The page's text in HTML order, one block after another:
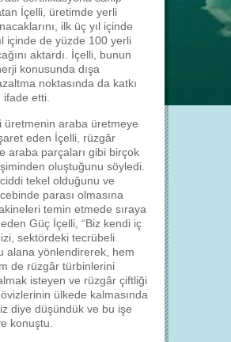
İçelli, üretimde yerli
ilk üç yıl içinde
içinde de yüzde 100 yerli
aktardı. İçelli, bunun
konusunda dışa
azaltma noktasında da katkı
ifade etti.
üretmenin araba üretmeye
eden İçelli, rüzgâr
araba parçaları gibi birçok
oluştuğunu söyledi.
tekel olduğunu ve
cebinde parası olmasına
temin etmede sıraya
Güç İçelli, “Biz kendi iç
sektördeki tecrübeli
alana yönlendirerek, hem
de rüzgâr türbinlerini
isteyen ve rüzgâr çiftliği
ülkede kalmasında
diye düşündük ve bu işe
konuştu.